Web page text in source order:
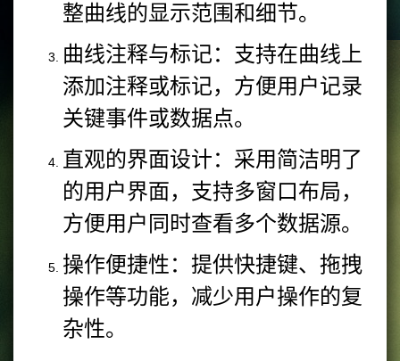
整曲线的显示范围和细节。
曲线注释与标记：支持在曲线上
添加注释或标记，方便用户记录
关键事件或数据点。
直观的界面设计：采用简洁明了
的用户界面，支持多窗口布局，
方便用户同时查看多个数据源。
操作便捷性：提供快捷键、拖拽
操作等功能，减少用户操作的复
杂性。